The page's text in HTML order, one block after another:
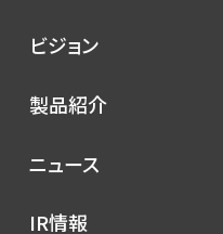
会社概要
ビジョン
トップメッセージ
製品紹介
コンセプト
ニュース
プレスリリース
IR情報